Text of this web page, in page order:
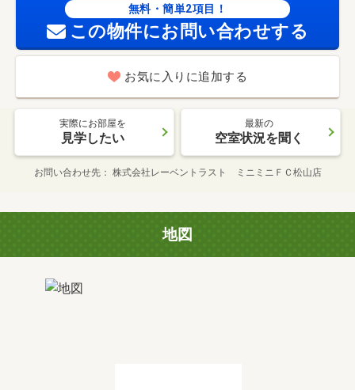
無料・簡単2項目！
この物件にお問い合わせする
お気に入りに追加する
実際にお部屋を
見学したい
最新の
空室状況を聞く
お問い合わせ先 株式会社レーベントラスト ミニミニＦＣ松山店
地図